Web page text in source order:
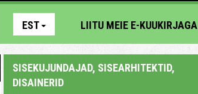
EST LIITU MEIE E-KUUKIRJAGA
SISEKUJUNDAJAD, SISEARHITEKTID,
DISAINERID